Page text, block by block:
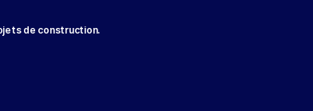
de construction.